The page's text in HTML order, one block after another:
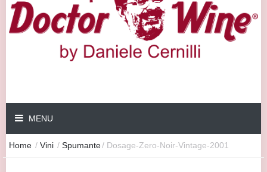
MENU
Home / Vini / Spumante/ Dosage-Zero-Noir-Vintage-2001